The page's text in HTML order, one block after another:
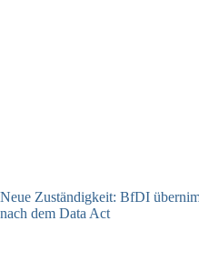
Neue Zuständigkeit: BfDI
nach dem Data Act